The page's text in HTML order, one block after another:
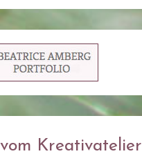
Kreativatelier